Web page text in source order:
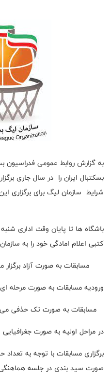
به گزارش روابط عمومی فدراسیون
بسکتبال ایران را در سال جاری
شرایط سازمان لیگ برای برگزاری
کتبی اعلام امادگی خود را به
مسابقات به صورت آزاد برگزار
ورودیه مسابقات به صورت مرحله
مسابقات به صورت تک حذفی
در مراحل اولیه به صورت
برگزاری مسابقات با توجه به
صورت سید بندی در جلسه